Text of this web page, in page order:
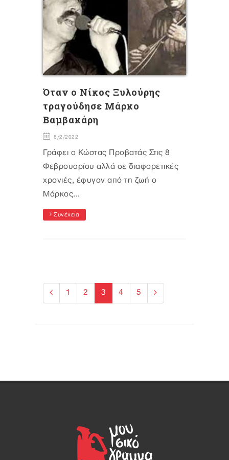
Όταν ο Νίκος Ξυλούρης
τραγούδησε Μάρκο
Βαμβακάρη
8/2/2022
Γράφει ο Κώστας Προβατάς Στις 8
Φεβρουαρίου αλλά σε διαφορετικές
χρονιές, έφυγαν από τη ζωή ο
Μάρκος...
Συνέχεια
1 2 3 4 5